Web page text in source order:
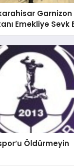
Garnizon
Emekliye Sevk
Öldürmeyin